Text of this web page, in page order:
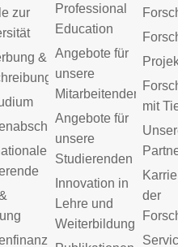
zur
&
Professional
Education
Angebote für
unsere
Mitarbeitenden
Angebote für
unsere
Studierenden
Innovation in
Lehre und
Weiterbildung
mit
der